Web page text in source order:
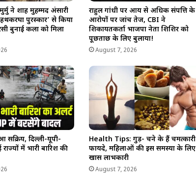
मुर्मु ने शाह मुहम्मद अंसारी
पुरस्कार’ से किया
बुनाई कला को मिला
राहुल गांधी पर आय से अधिक संपत्ति के
आरोपों पर जांच तेज, CBI ने
शिकायतकर्ता भाजपा नेता शिशिर को
पूछताछ के लिए बुलाया!
August 7, 2026
सक्रिय, दिल्ली-यूपी-
में भारी बारिश की
Health Tips: गुड़- चने के हैं चमत्कारी
फायदे, महिलाओं की इस समस्या के लिए
खास लाभकारी
August 7, 2026